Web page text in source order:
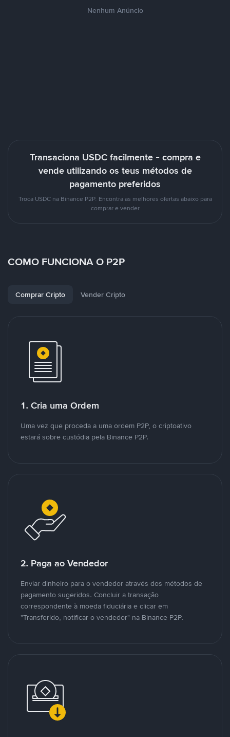
Nenhum Anúncio
Transaciona USDC facilmente - compra e
vende utilizando os teus métodos de
pagamento preferidos
Troca USDC na Binance P2P. Encontra as melhores ofertas abaixo para
comprar e vender
COMO FUNCIONA O P2P
Comprar Cripto Vender Cripto
1. Cria uma Ordem
Uma vez que proceda a uma ordem P2P, o criptoativo
estará sobre custódia pela Binance P2P.
2. Paga ao Vendedor
Enviar dinheiro para o vendedor através dos métodos de
pagamento sugeridos. Concluir a transação
correspondente à moeda fiduciária e clicar em
"Transferido, notificar o vendedor" na Binance P2P.